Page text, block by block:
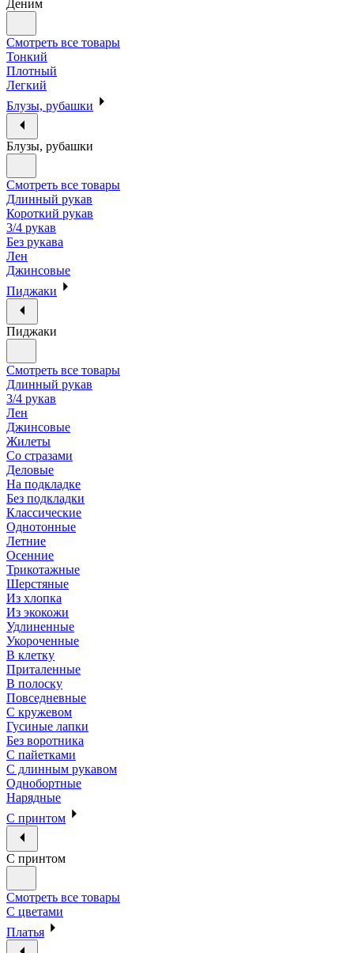
Деним
Смотреть все товары
Тонкий
Плотный
Легкий
Блузы, рубашки
Блузы, рубашки
Смотреть все товары
Длинный рукав
Короткий рукав
3/4 рукав
Без рукава
Лен
Джинсовые
Пиджаки
Пиджаки
Смотреть все товары
Длинный рукав
3/4 рукав
Лен
Джинсовые
Жилеты
Со стразами
Деловые
На подкладке
Без подкладки
Классические
Однотонные
Летние
Осенние
Трикотажные
Шерстяные
Из хлопка
Из экокожи
Удлиненные
Укороченные
В клетку
Приталенные
В полоску
Повседневные
С кружевом
Гусиные лапки
Без воротника
С пайетками
С длинным рукавом
Однобортные
Нарядные
С принтом
С принтом
Смотреть все товары
С цветами
Платья